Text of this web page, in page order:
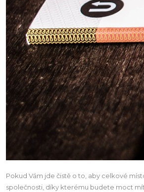
Pokud Vám jde čistě o to, aby celkové
společnosti , díky kterému budete moct